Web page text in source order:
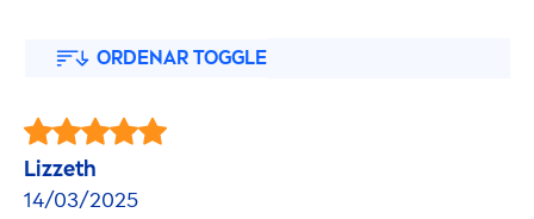
ORDENAR TOGGLE
Lizzeth
14/03/2025